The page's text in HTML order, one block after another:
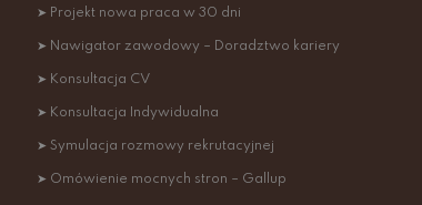
➤ Projekt nowa praca w 30 dni
➤ Nawigator zawodowy – Doradztwo kariery
➤ Konsultacja CV
➤ Konsultacja Indywidualna
➤ Symulacja rozmowy rekrutacyjnej
➤ Omówienie mocnych stron – Gallup